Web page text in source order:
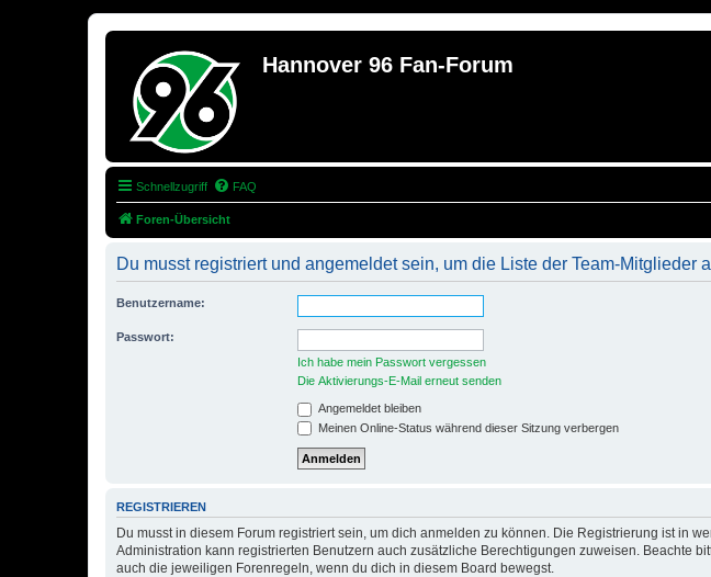
Hannover 96 Fan-Forum
Schnellzugriff FAQ
Foren-Übersicht
Du musst registriert und angemeldet sein, um die Liste der Team-Mitglieder
Benutzername:
Passwort:
Ich habe mein Passwort vergessen
Die Aktivierungs-E-Mail erneut senden
Angemeldet bleiben
Meinen Online-Status während dieser Sitzung verbergen
REGISTRIEREN
Du musst in diesem Forum registriert sein, um dich anmelden zu können. Die Registrierung ist in
Administration kann registrierten Benutzern auch zusätzliche Berechtigungen zuweisen. Beachte
auch die jeweiligen Forenregeln, wenn du dich in diesem Board bewegst.